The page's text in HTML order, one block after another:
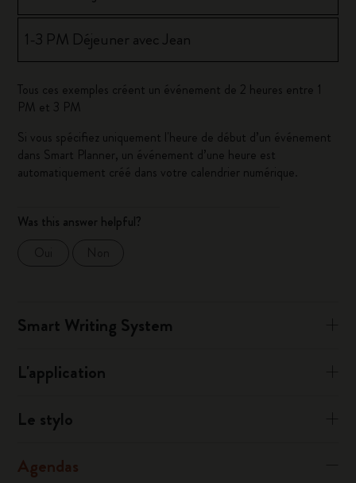
1-3 PM Déjeuner avec Jean
Tous ces exemples créent un événement de 2 heures entre 1
PM et 3 PM
Si vous spécifiez uniquement l'heure de début d’un événement
dans Smart Planner, un événement d’une heure est
automatiquement créé dans votre calendrier numérique.
Was this answer helpful?
Smart Writing System
L'application
Le stylo
Agendas